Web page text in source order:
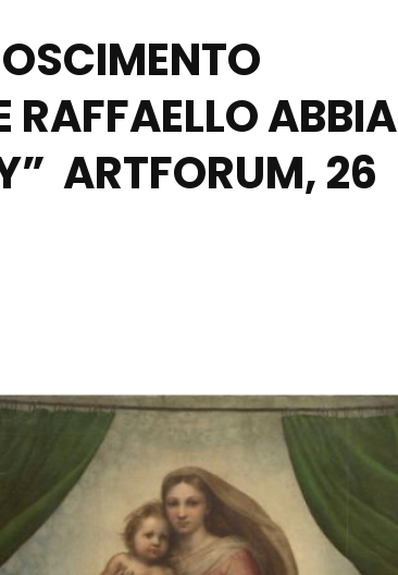
RAFFAELLO ABBIA
ARTFORUM, 26